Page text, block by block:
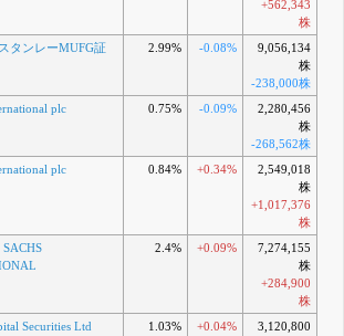
+562,343
株
タンレーMUFG証
2.99% -0.08%
9,056,134
株
-238,000株
plc 0.75% -0.09%
2,280,456
株
-268,562株
plc 0.84% +0.34%
2,549,018
株
+1,017,376
株
2.4% +0.09%
7,274,155
株
+284,900
株
Securities Ltd 1.03% +0.04%
3,120,800